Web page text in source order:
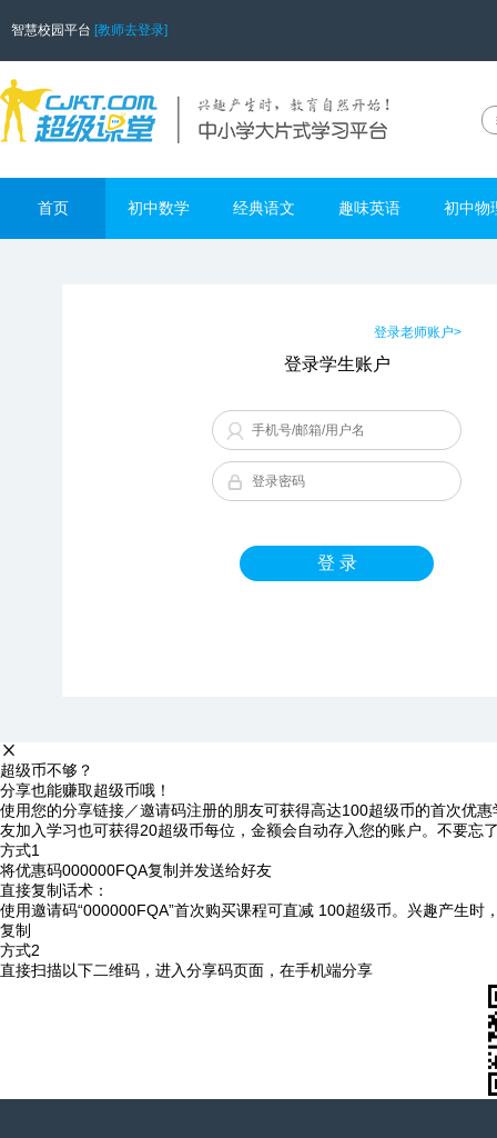
智慧校园平台 [教师去登录]
首页 初中数学 经典语文 趣味英语 初中物
登录老师账户>
登录学生账户
登 录
超级币不够？
分享也能赚取超级币哦！
使用您的分享链接／邀请码注册的朋友可获得高达100超级币的首次优
友加入学习也可获得20超级币每位，金额会自动存入您的账户。不要忘
方式1
将优惠码000000FQA复制并发送给好友
直接复制话术：
使用邀请码“000000FQA”首次购买课程可直减 100超级币。兴趣产生时
复制
方式2
直接扫描以下二维码，进入分享码页面，在手机端分享